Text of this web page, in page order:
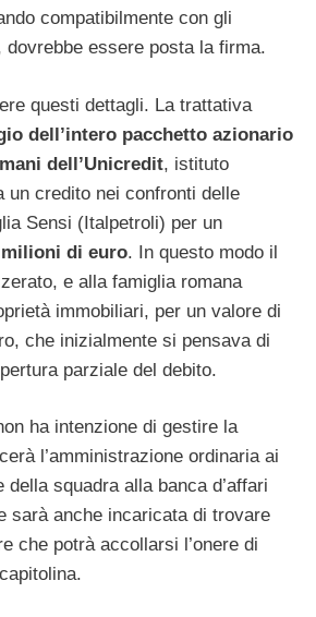
compatibilmente con gli
dovrebbe essere posta la firma.
questi dettagli. La trattativa
dell’intero pacchetto azionario
dell’Unicredit, istituto
un credito nei confronti delle
Sensi (Italpetroli) per un
milioni di euro. In questo modo il
e alla famiglia romana
immobiliari, per un valore di
che inizialmente si pensava di
parziale del debito.
ha intenzione di gestire la
l’amministrazione ordinaria ai
della squadra alla banca d’affari
sarà anche incaricata di trovare
che potrà accollarsi l’onere di